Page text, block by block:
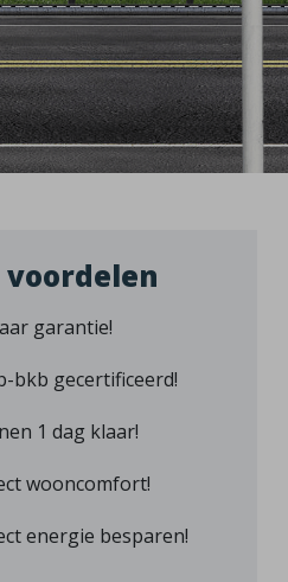
voordelen
garantie!
bkb gecertificeerd!
1 dag klaar!
wooncomfort!
energie besparen!